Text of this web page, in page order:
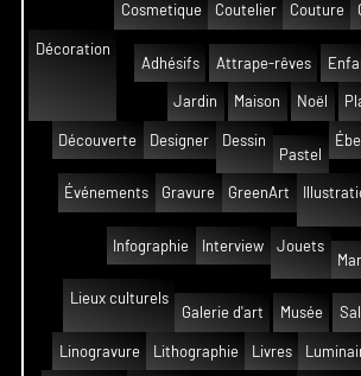
Cosmetique Coutelier Couture
Décoration
Adhésifs
Attrape-rêves
Jardin Maison Noël
Découverte Designer
Dessin
Pastel
Événements Gravure GreenArt
Infographie Interview
Jouets
Lieux culturels
Galerie d'art
Musée
Linogravure Lithographie Livres